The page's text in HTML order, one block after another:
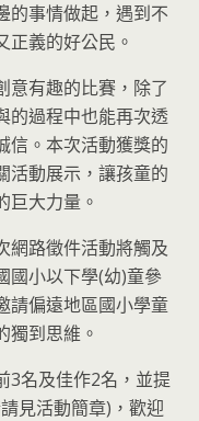
的事情做起，遇到不
正義的好公民。
意有趣的比賽，除了
的過程中也能再次透
信。本次活動獲獎的
活動展示，讓孩童的
巨大力量。
網路徵件活動將觸及
國小以下學(幼)童參
請偏遠地區國小學童
獨到思維。
3名及佳作2名，並提
見活動簡章)，歡迎